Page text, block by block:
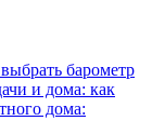
барометр
и дома: как
дома: